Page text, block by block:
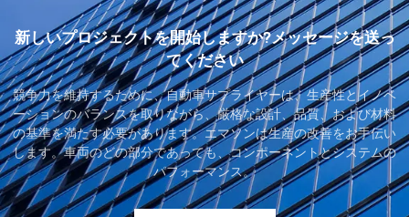
新しいプロジェクトを開始しますか?メッセージを送っ
てください
競争力を維持するために、自動車サプライヤーは、生産性とイノベ
ーションのバランスを取りながら、厳格な設計、品質、および材料
の基準を満たす必要があります。エマソンは生産の改善をお手伝い
します。車両のどの部分であっても、コンポーネントとシステムの
パフォーマンス。